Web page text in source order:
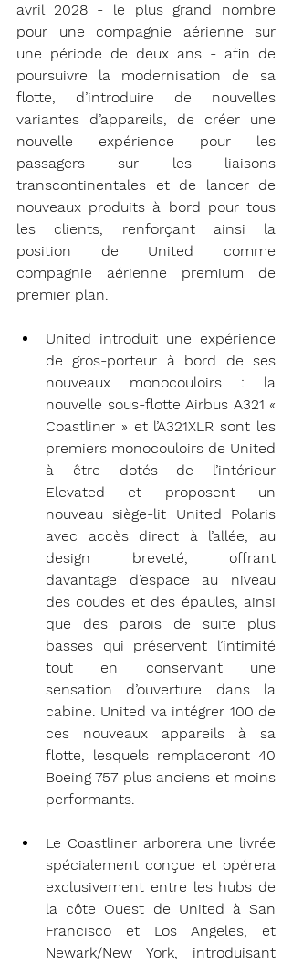
avril 2028 - le plus grand nombre
pour une compagnie aérienne sur
une période de deux ans - afin de
poursuivre la modernisation de sa
flotte, d’introduire de nouvelles
variantes d’appareils, de créer une
nouvelle expérience pour les
passagers sur les liaisons
transcontinentales et de lancer de
nouveaux produits à bord pour tous
les clients, renforçant ainsi la
position de United comme
compagnie aérienne premium de
premier plan.
United introduit une expérience
de gros-porteur à bord de ses
nouveaux monocouloirs : la
nouvelle sous-flotte Airbus A321 «
Coastliner » et l’A321XLR sont les
premiers monocouloirs de United
à être dotés de l’intérieur
Elevated et proposent un
nouveau siège-lit United Polaris
avec accès direct à l’allée, au
design breveté, offrant
davantage d’espace au niveau
des coudes et des épaules, ainsi
que des parois de suite plus
basses qui préservent l’intimité
tout en conservant une
sensation d’ouverture dans la
cabine. United va intégrer 100 de
ces nouveaux appareils à sa
flotte, lesquels remplaceront 40
Boeing 757 plus anciens et moins
performants.
Le Coastliner arborera une livrée
spécialement conçue et opérera
exclusivement entre les hubs de
la côte Ouest de United à San
Francisco et Los Angeles, et
Newark/New York, introduisant